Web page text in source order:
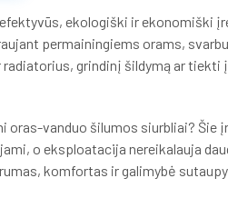
ekologiški ir ekonomiški
permainingiems orams,
grindinį šildymą ar
oras-vanduo šilumos siurbliai?
o eksploatacija nereikalauja
komfortas ir galimybė